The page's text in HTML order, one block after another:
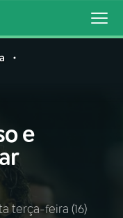
e
terça-feira (16)